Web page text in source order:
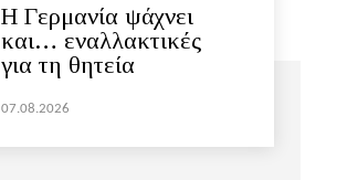
H Γερμανία ψάχνει
και… εναλλακτικές
για τη θητεία
07.08.2026